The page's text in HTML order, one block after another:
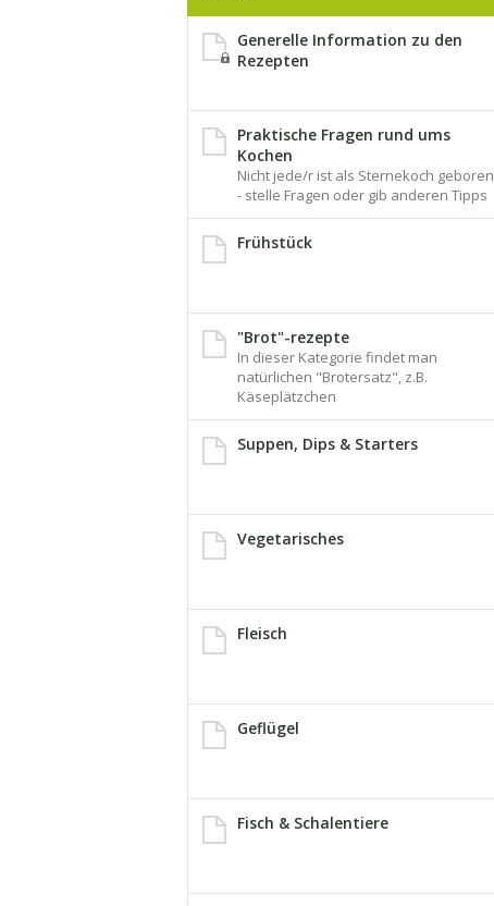
Generelle Information zu den
Rezepten
Praktische Fragen rund ums
Kochen
Nicht jede/r ist als Sternekoch geboren
- stelle Fragen oder gib anderen Tipps
Frühstück
"Brot"-rezepte
In dieser Kategorie findet man
natürlichen "Brotersatz", z.B.
Käseplätzchen
Suppen, Dips & Starters
Vegetarisches
Fleisch
Geflügel
Fisch & Schalentiere